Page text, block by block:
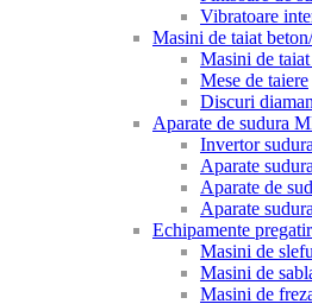
Vibratoare
Masini de taiat
Masini de
Mese de taiere
Discuri
Aparate de sudura
Invertor
Aparate
Aparate de
Aparate
Echipamente
Masini de
Masini de
Masini de